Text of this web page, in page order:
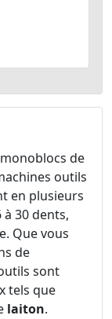
monoblocs de
outils
en plusieurs
30 dents,
Que vous
de
sont
tels que
laiton.